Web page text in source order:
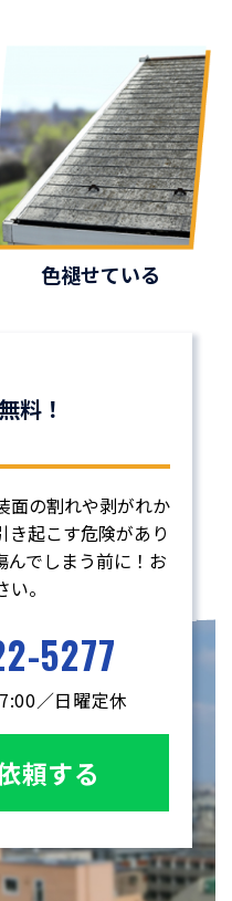
色褪せている
料！
面の割れや剥がれか
き起こす危険があり
んでしまう前に！お
。
5277
／日曜定休
頼する